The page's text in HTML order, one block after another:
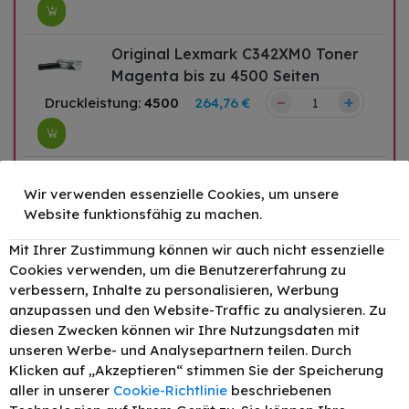
Original Lexmark C342XM0 Toner
Magenta bis zu 4500 Seiten
Druckleistung: 4500 264,76 € – +
Gelb bis zu 4500 Seiten
Druckleistung:4500 264,76 €
Original Lexmark C332HK0 Toner
Schwarz bis zu 3000 Seiten
Druckleistung:3000 160,28 €
– +
Wir verwenden essenzielle Cookies, um unsere
Website funktionsfähig zu machen.
Mit Ihrer Zustimmung können wir auch nicht essenzielle
Cookies verwenden, um die Benutzererfahrung zu
verbessern, Inhalte zu personalisieren, Werbung
anzupassen und den Website-Traffic zu analysieren. Zu
diesen Zwecken können wir Ihre Nutzungsdaten mit
unseren Werbe- und Analysepartnern teilen. Durch
Klicken auf „Akzeptieren“ stimmen Sie der Speicherung
aller in unserer Cookie-Richtlinie beschriebenen